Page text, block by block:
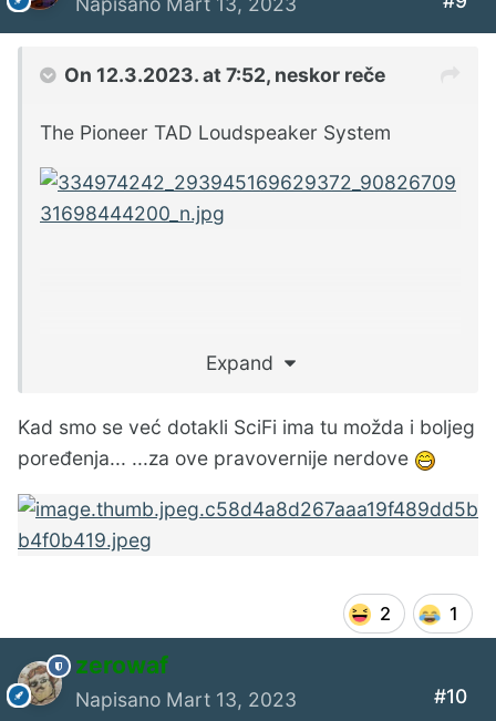
On 12.3.2023. at 7:52, neskor reče
The Pioneer TAD Loudspeaker System
Expand
Kad smo se već dotakli SciFi ima tu možda i boljeg
poređenja... ...za ove pravovernije nerdove
2 1
zerowaf
Napisano Mart 13, 2023 #10